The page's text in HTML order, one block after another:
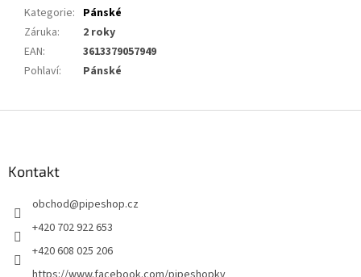
Kategorie: Pánské
Záruka:
2 roky
EAN:
3613379057949
Pohlaví: Pánské
Kontakt
obchod@pipeshop.cz
+420 702 922 653
+420 608 025 206